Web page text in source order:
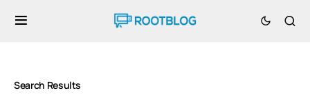
Search Results